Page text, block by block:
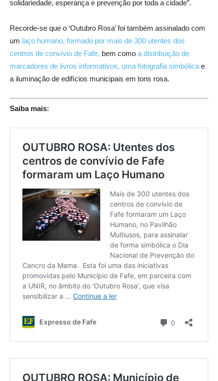
solidariedade, esperança e prevenção por toda a cidade”.
Recorde-se que o ‘Outubro Rosa’ foi também assinalado com
um laço humano, formado por mais de 300 utentes dos
centros de convívio de Fafe, bem como a distribuição de
marcadores de livros informativos, uma fotografia simbólica e
a iluminação de edifícios municipais em tons rosa.
Saiba mais: